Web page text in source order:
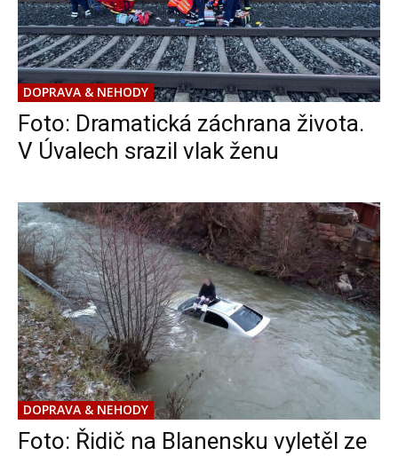
DOPRAVA & NEHODY
Foto: Dramatická záchrana života.
V Úvalech srazil vlak ženu
DOPRAVA & NEHODY
Foto: Řidič na Blanensku vyletěl ze